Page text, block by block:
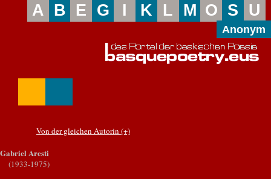
A B E G I K L M O S U
Anonym
Von der gleichen Autorin (+)
Gabriel Aresti
(1933-1975)